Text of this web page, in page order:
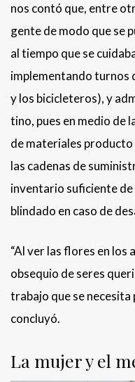
nos contó que, entre
gente de modo que se
al tiempo que se
implementando turnos
y los bicicleteros), y
tino, pues en medio de
de materiales
las cadenas de
inventario suficiente
blindado en caso de
“Al ver las flores en los
obsequio de seres
trabajo que se necesita
concluyó.
La mujer y el